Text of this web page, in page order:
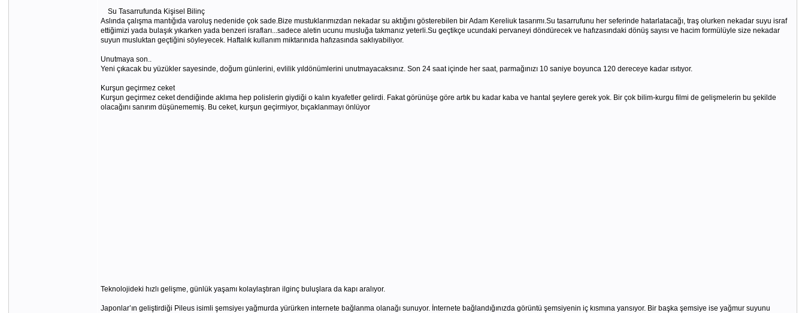
Su Tasarrufunda Kişisel Bilinç
Aslında çalışma mantığıda varoluş nedenide çok sade.Bize mustuklarımızdan nekadar su aktığını gösterebilen bir Adam Kereliuk tasarımı.Su tasarrufunu her seferinde hatarlatacağı, traş olurken nekadar suyu israf
ettiğimizi yada bulaşık yıkarken yada benzeri israfları...sadece aletin ucunu musluğa takmanız yeterli.Su geçtikçe ucundaki pervaneyi döndürecek ve hafızasındaki dönüş sayısı ve hacim formülüyle size nekadar
suyun musluktan geçtiğini söyleyecek. Haftalık kullanım miktarınıda hafızasında saklıyabiliyor.
Unutmaya son..
Yeni çıkacak bu yüzükler sayesinde, doğum günlerini, evlilik yıldönümlerini unutmayacaksınız. Son 24 saat içinde her saat, parmağınızı 10 saniye boyunca 120 dereceye kadar ısıtıyor.
Kurşun geçirmez ceket
Kurşun geçirmez ceket dendiğinde aklıma hep polislerin giydiği o kalın kıyafetler gelirdi. Fakat görünüşe göre artık bu kadar kaba ve hantal şeylere gerek yok. Bir çok bilim-kurgu filmi de gelişmelerin bu şekilde
olacağını sanırım düşünememiş. Bu ceket, kurşun geçirmiyor, bıçaklanmayı önlüyor
Teknolojideki hızlı gelişme, günlük yaşamı kolaylaştıran ilginç buluşlara da kapı aralıyor.
Japonlar’ın geliştirdiği Pileus isimli şemsiyeı yağmurda yürürken internete bağlanma olanağı sunuyor. İnternete bağlandığınızda görüntü şemsiyenin iç kısmına yansıyor. Bir başka şemsiye ise yağmur suyunu